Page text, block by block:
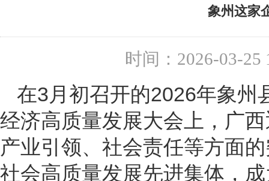
象州这家
时间：2026-03-25
在3月初召开的2026年象州
经济高质量发展大会上，广
产业引领、社会责任等方面
社会高质量发展先进集体，